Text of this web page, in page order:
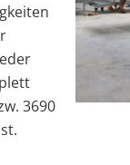
3690